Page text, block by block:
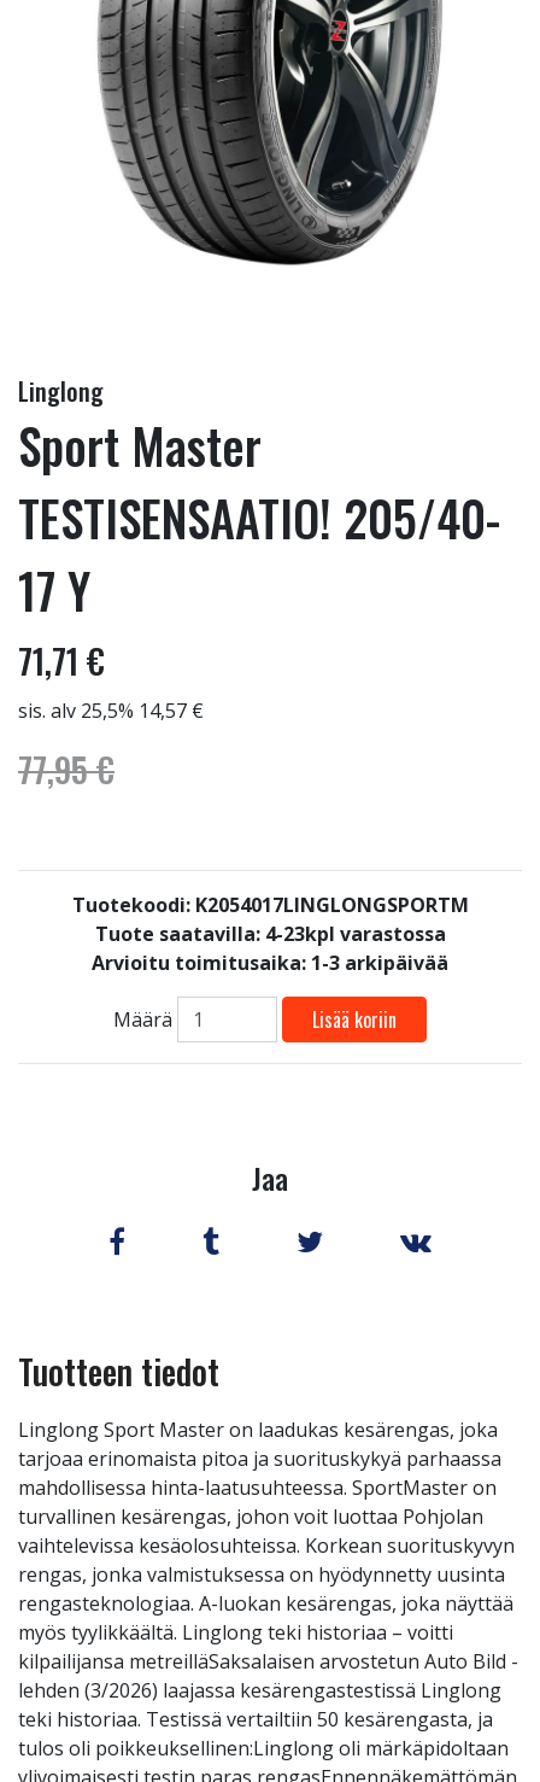
Linglong
Sport Master
TESTISENSAATIO! 205/40-
17 Y
71,71 €
sis. alv 25,5% 14,57 €
77,95 €
Tuotekoodi: K2054017LINGLONGSPORTM
Tuote saatavilla: 4-23kpl varastossa
Arvioitu toimitusaika: 1-3 arkipäivää
Määrä Lisää koriin
Jaa
Tuotteen tiedot
Linglong Sport Master on laadukas kesärengas, joka
tarjoaa erinomaista pitoa ja suorituskykyä parhaassa
mahdollisessa hinta-laatusuhteessa. SportMaster on
turvallinen kesärengas, johon voit luottaa Pohjolan
vaihtelevissa kesäolosuhteissa. Korkean suorituskyvyn
rengas, jonka valmistuksessa on hyödynnetty uusinta
rengasteknologiaa. A-luokan kesärengas, joka näyttää
myös tyylikkäältä. Linglong teki historiaa – voitti
kilpailijansa metreilläSaksalaisen arvostetun Auto Bild -
lehden (3/2026) laajassa kesärengastestissä Linglong
teki historiaa. Testissä vertailtiin 50 kesärengasta, ja
tulos oli poikkeuksellinen:Linglong oli märkäpidoltaan